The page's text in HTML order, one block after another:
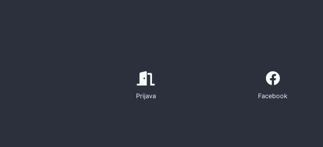
Prijava Facebook